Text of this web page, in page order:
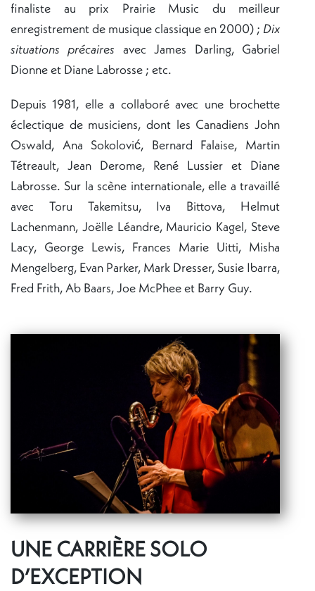
finaliste au prix Prairie Music du meilleur
enregistrement de musique classique en 2000) ; Dix
situations précaires avec James Darling, Gabriel
Dionne et Diane Labrosse ; etc.
Depuis 1981, elle a collaboré avec une brochette
éclectique de musiciens, dont les Canadiens John
Oswald, Ana Sokolović, Bernard Falaise, Martin
Tétreault, Jean Derome, René Lussier et Diane
Labrosse. Sur la scène internationale, elle a travaillé
avec Toru Takemitsu, Iva Bittova, Helmut
Lachenmann, Joëlle Léandre, Mauricio Kagel, Steve
Lacy, George Lewis, Frances Marie Uitti, Misha
Mengelberg, Evan Parker, Mark Dresser, Susie Ibarra,
Fred Frith, Ab Baars, Joe McPhee et Barry Guy.
UNE CARRIÈRE SOLO
D’EXCEPTION